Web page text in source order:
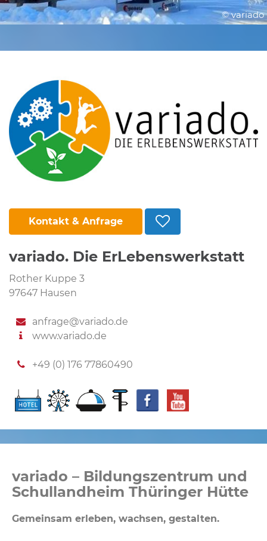
© variado
Kontakt & Anfrage
variado. Die ErLebenswerkstatt
Rother Kuppe 3
97647 Hausen
anfrage@variado.de
www.variado.de
+49 (0) 176 77860490
variado – Bildungszentrum und
Schullandheim Thüringer Hütte
Gemeinsam erleben, wachsen, gestalten.